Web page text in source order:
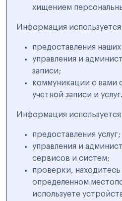
хищением
Информация используется
предоставления наших
управления и
записи;
коммуникации с вами
учетной записи и услуг.
Информация используется
предоставления услуг;
управления и
сервисов и систем;
проверки, находитесь
определенном
используете